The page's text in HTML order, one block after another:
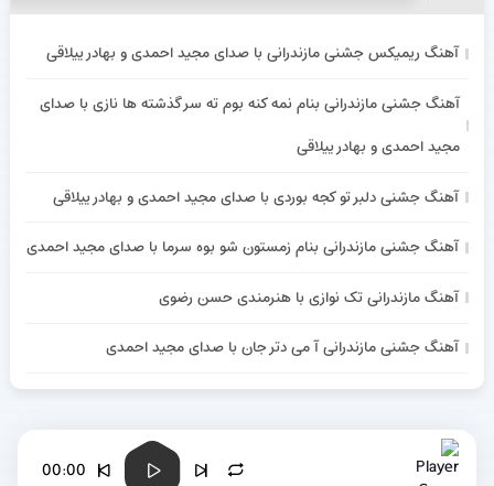
آهنگ ریمیکس جشنی مازندرانی با صدای مجید احمدی و بهادر ییلاقی
آهنگ جشنی مازندرانی بنام نمه کنه بوم ته سر گذشته ها نازی با صدای
مجید احمدی و بهادر ییلاقی
آهنگ جشنی دلبر تو کجه بوردی با صدای مجید احمدی و بهادر ییلاقی
آهنگ جشنی مازندرانی بنام زمستون شو بوه سرما با صدای مجید احمدی
آهنگ مازندرانی تک نوازی با هنرمندی حسن رضوی
آهنگ جشنی مازندرانی آ می دتر جان با صدای مجید احمدی
00:00